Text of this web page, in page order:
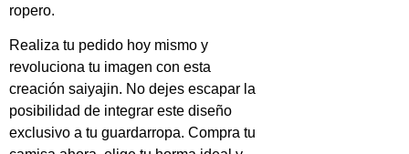
ropero.
Realiza tu pedido hoy mismo y
revoluciona tu imagen con esta
creación saiyajin. No dejes escapar la
posibilidad de integrar este diseño
exclusivo a tu guardarropa. Compra tu